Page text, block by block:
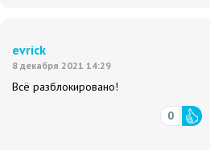
evrick
8 декабря 2021 14:29
Всё разблокировано!
0